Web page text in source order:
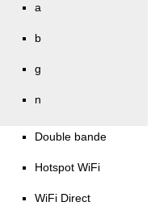
a
b
g
n
Double bande
Hotspot WiFi
WiFi Direct